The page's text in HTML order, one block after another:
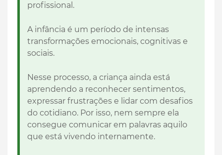
profissional.
A infância é um período de intensas
transformações emocionais, cognitivas e
sociais.
Nesse processo, a criança ainda está
aprendendo a reconhecer sentimentos,
expressar frustrações e lidar com desafios
do cotidiano. Por isso, nem sempre ela
consegue comunicar em palavras aquilo
que está vivendo internamente.